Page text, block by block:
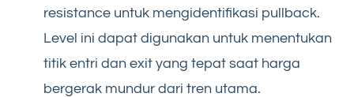
resistance untuk mengidentifikasi pullback.
Level ini dapat digunakan untuk menentukan
titik entri dan exit yang tepat saat harga
bergerak mundur dari tren utama.